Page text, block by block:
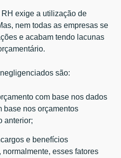
exige a utilização de
nem todas as empresas se
e acabam tendo lacunas
são:
com base nos dados
base nos orçamentos
anterior;
e benefícios
normalmente, esses fatores